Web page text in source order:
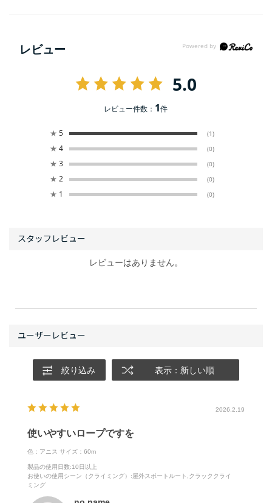
レビュー
5.0
レビュー件数： 1件
★ 5 (1)
★ 4 (0)
★ 3 (0)
★ 2 (0)
★ 1 (0)
絞り込み 表示：新しい順
2026.2.19
使いやすいロープですを
色：アニス サイズ：60m
製品の使用日数:10日以上
お使いの使用シーン（クライミング） :屋外スポートルート,クラッククライ
ミング
レビューはありません。